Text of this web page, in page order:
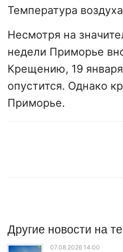
Температура
Несмотря на
недели Приморье
Крещению, 19
опустится. Однако
Приморье.
Другие новости на
07.08.2026 14:00